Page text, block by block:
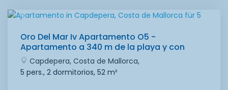
Oro Del Mar Iv Apartamento O5 -
Apartamento a 340 m de la playa y con
piscina comunitaria Wifi Grati...
Capdepera, Costa de Mallorca,
5 pers., 2 dormitorios, 52 m²